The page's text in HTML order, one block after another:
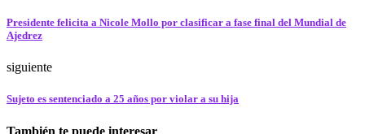
Presidente felicita a Nicole Mollo por clasificar a fase final del Mundial de
Ajedrez
siguiente
Sujeto es sentenciado a 25 años por violar a su hija
También te puede interesar